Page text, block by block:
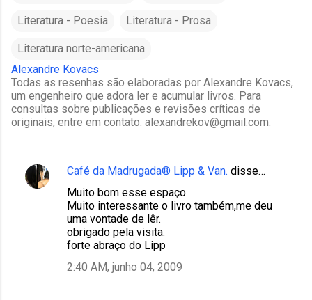
Literatura - Poesia Literatura - Prosa
Literatura norte-americana
Alexandre Kovacs
Todas as resenhas são elaboradas por Alexandre Kovacs,
um engenheiro que adora ler e acumular livros. Para
consultas sobre publicações e revisões críticas de
originais, entre em contato: alexandrekov@gmail.com.
C
Café da Madrugada® Lipp & Van. disse…
Muito bom esse espaço.
Muito interessante o livro também,me deu
uma vontade de lêr.
obrigado pela visita.
forte abraço do Lipp
2:40 AM, junho 04, 2009